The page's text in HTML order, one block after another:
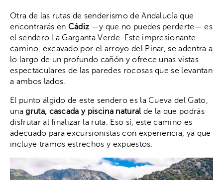
Otra de las rutas de senderismo de Andalucía que
encontrarás en Cádiz —y que no puedes perderte— es
el sendero La Garganta Verde. Este impresionante
camino, excavado por el arroyo del Pinar, se adentra a
lo largo de un profundo cañón y ofrece unas vistas
espectaculares de las paredes rocosas que se levantan
a ambos lados.
El punto álgido de este sendero es la Cueva del Gato,
unagruta, cascada y piscina naturalde la que podrás
disfrutar al finalizar la ruta. Eso sí, este camino es
adecuado para excursionistas con experiencia, ya que
incluye tramos estrechos y expuestos.